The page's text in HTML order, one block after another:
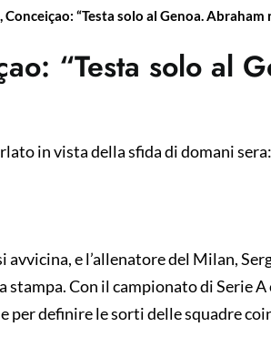
Conceiçao: “Testa solo al Genoa. Abraham
“Testa solo al
in vista della sfida di domani
avvicina, e l’allenatore del Milan,
Con il campionato di Serie A
per definire le sorti delle squadre